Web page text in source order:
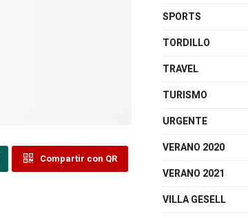
Compartir con QR
SPORTS
TORDILLO
TRAVEL
TURISMO
URGENTE
VERANO 2020
VERANO 2021
VILLA GESELL